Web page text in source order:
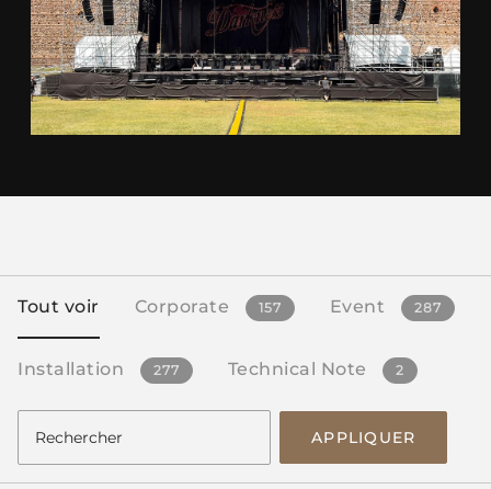
Tout voir Corporate 157 Event 287
Installation 277 Technical Note 2
APPLIQUER